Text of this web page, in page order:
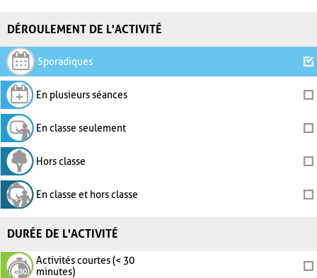
DÉROULEMENT DE L'ACTIVITÉ
Sporadiques
En plusieurs séances
En classe seulement
Hors classe
En classe et hors classe
DURÉE DE L'ACTIVITÉ
Activités courtes (< 30
minutes)